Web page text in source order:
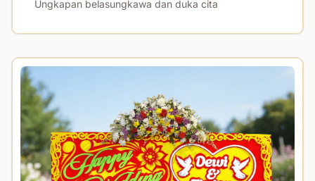
Ungkapan belasungkawa dan duka cita